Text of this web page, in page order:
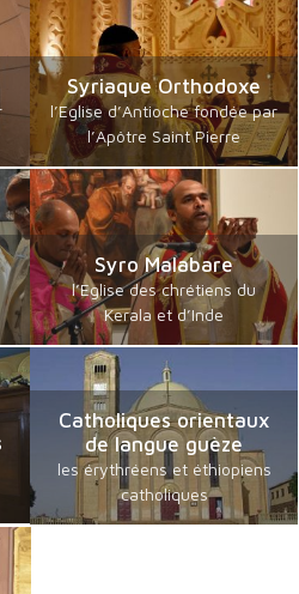
Syriaque Orthodoxe
l’Eglise d’Antioche fondée par
l’Apôtre Saint Pierre
Syro Malabare
l’Eglise des chrétiens du
Kerala et d’Inde
Catholiques orientaux
de langue guèze
les érythréens et éthiopiens
catholiques